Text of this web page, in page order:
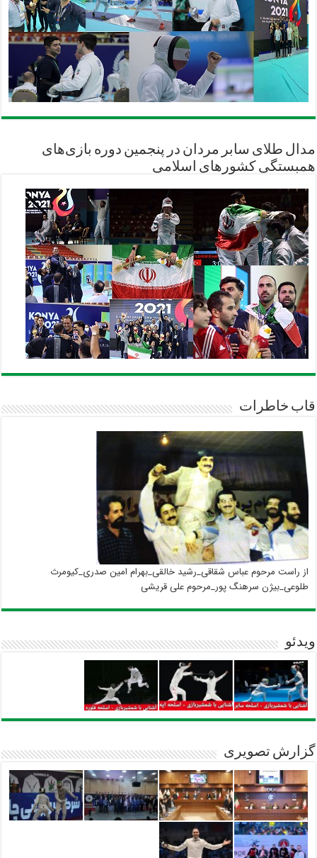
مدال طلای سابر مردان در پنجمین دوره بازی‌های
همبستگی کشورهای اسلامی
قاب خاطرات
از راست مرحوم عباس شقاقی_رشید خالقی_بهرام امین صدری_کیومرث
طلوعی_بیژن سرهنگ پور_مرحوم علی قریشی
ویدئو
گزارش تصویری